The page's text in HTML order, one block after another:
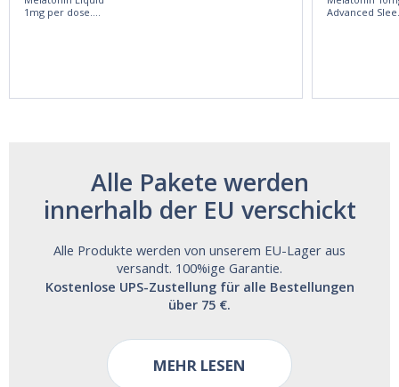
1mg per dose.
Advanced
Alle Pakete werden
innerhalb der EU verschickt
Alle Produkte werden von unserem EU-Lager aus
versandt. 100%ige Garantie.
Kostenlose UPS-Zustellung für alle Bestellungen
über 75 €.
MEHR LESEN